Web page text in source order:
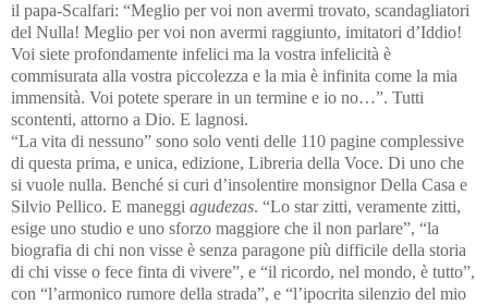
il papa-Scalfari: “Meglio per voi non avermi trovato, scandagliatori
del Nulla! Meglio per voi non avermi raggiunto, imitatori d’Iddio!
Voi siete profondamente infelici ma la vostra infelicità è
commisurata alla vostra piccolezza e la mia è infinita come la mia
immensità. Voi potete sperare in un termine e io no…”. Tutti
scontenti, attorno a Dio. E lagnosi.
“La vita di nessuno” sono solo venti delle 110 pagine complessive
di questa prima, e unica, edizione, Libreria della Voce. Di uno che
si vuole nulla. Benché si curi d’insolentire monsignor Della Casa e
Silvio Pellico. E maneggi agudezas. “Lo star zitti, veramente zitti,
esige uno studio e uno sforzo maggiore che il non parlare”, “la
biografia di chi non visse è senza paragone più difficile della storia
di chi visse o fece finta di vivere”, e “il ricordo, nel mondo, è tutto”,
con “l’armonico rumore della strada”, e “l’ipocrita silenzio del mio